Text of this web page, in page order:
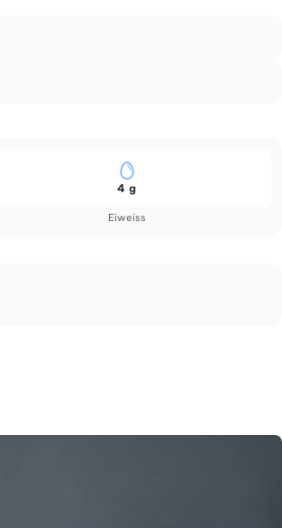
Eiweiss
4 g